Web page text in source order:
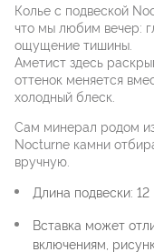
Колье с подвеской
что мы любим вечер:
ощущение тишины.
Аметист здесь
оттенок меняется
холодный блеск.
Сам минерал родом
Nocturne камни
вручную.
Длина подвески:
Вставка может
включениям,